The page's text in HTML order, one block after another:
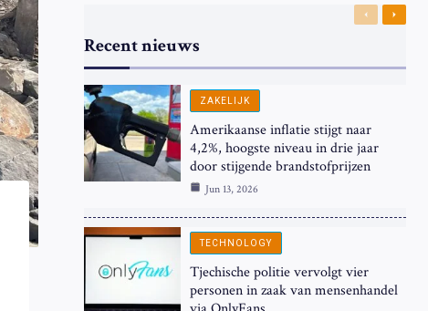
Recent nieuws
Previous
Next
ZAKELIJK
Amerikaanse inflatie stijgt naar
4,2%, hoogste niveau in drie jaar
door stijgende brandstofprijzen
Jun 13, 2026
TECHNOLOGY
Tjechische politie vervolgt vier
personen in zaak van mensenhandel